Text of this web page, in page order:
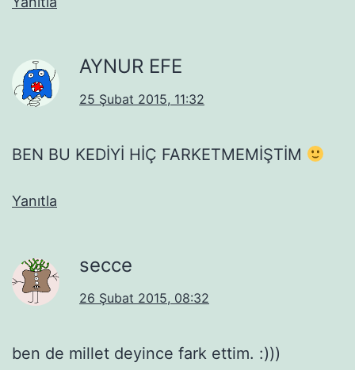
AYNUR EFE
25 Şubat 2015, 11:32
BEN BU KEDİYİ HİÇ FARKETMEMİŞTİM
Yanıtla
secce
26 Şubat 2015, 08:32
ben de millet deyince fark ettim. :)))